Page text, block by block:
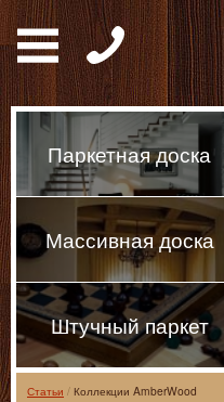
Паркетная доска
Массивная доска
Штучный паркет
Статьи Коллекции AmberWood